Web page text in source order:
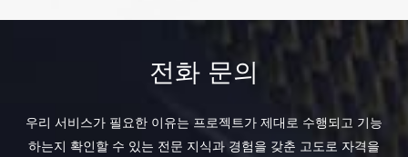
전화 문의
우리 서비스가 필요한 이유는 프로젝트가 제대로 수행되고 기능
하는지 확인할 수 있는 전문 지식과 경험을 갖춘 고도로 자격을